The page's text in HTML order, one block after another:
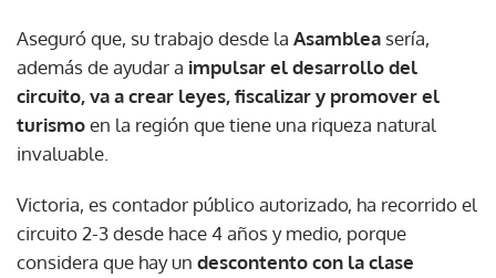
Aseguró que, su trabajo desde la Asamblea sería,
además de ayudar a impulsar el desarrollo del
circuito, va a crear leyes, fiscalizar y promover el
turismoen la región que tiene una riqueza natural
invaluable.
Victoria, es contador público autorizado, ha recorrido el
circuito 2-3 desde hace 4 años y medio, porque
considera que hay un descontento con la clase